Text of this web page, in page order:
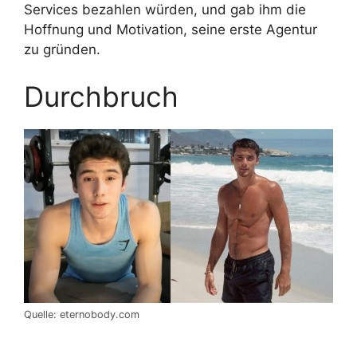
Services bezahlen würden, und gab ihm die
Hoffnung und Motivation, seine erste Agentur
zu gründen.
Durchbruch
Quelle: eternobody.com